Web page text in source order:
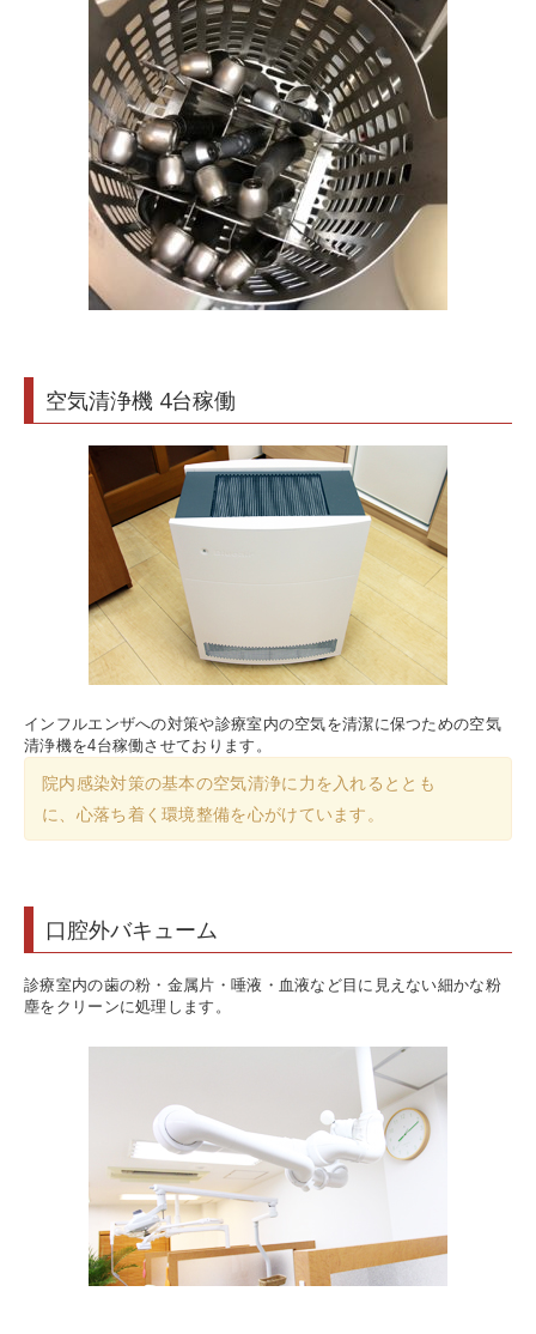
空気清浄機 4台稼働
インフルエンザへの対策や診療室内の空気を清潔に保つための空気
清浄機を4台稼働させております。
院内感染対策の基本の空気清浄に力を入れるととも
に、心落ち着く環境整備を心がけています。
口腔外バキューム
診療室内の歯の粉・金属片・唾液・血液など目に見えない細かな粉
塵をクリーンに処理します。